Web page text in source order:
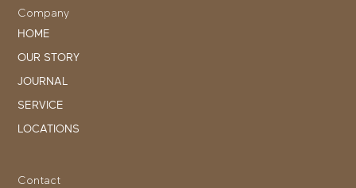
Company
HOME
OUR STORY
JOURNAL
SERVICE
LOCATIONS
Contact